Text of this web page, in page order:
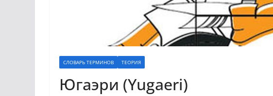
СЛОВАРЬ ТЕРМИНОВ ТЕОРИЯ
Югаэри (Yugaeri)